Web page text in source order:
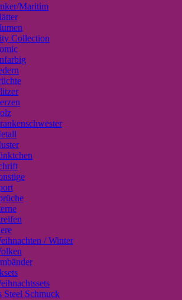
Maritim
Collection
/ Winter
Steel Schmuck